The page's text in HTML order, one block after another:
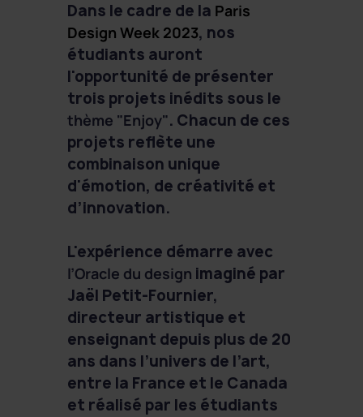
Dans le cadre de la Paris
Design Week 2023, nos
étudiants auront
l'opportunité de présenter
trois projets inédits sous le
thème "Enjoy". Chacun de ces
projets reflète une
combinaison unique
d'émotion, de créativité et
d’innovation.
L'expérience démarre avec
l’Oracle du design imaginé par
Jaël Petit-Fournier,
directeur artistique et
enseignant depuis plus de 20
ans dans l’univers de l’art,
entre la France et le Canada
et réalisé par les étudiants